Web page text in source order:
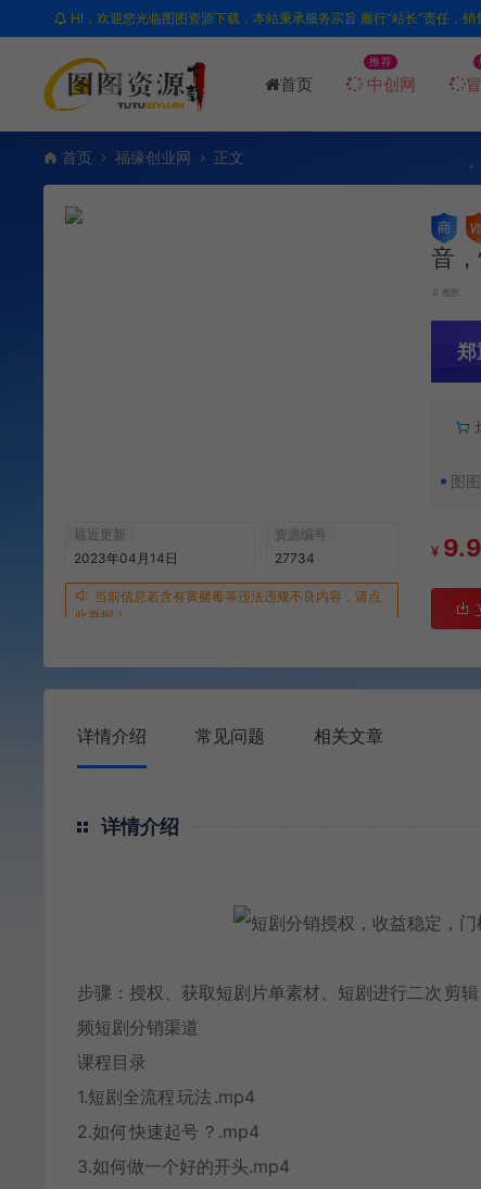
HI，欢迎您光临图图资源下载，本站秉承服务宗旨 履行“站长”责任，销
首页 中创网
推荐
首页 福缘创业网 正文
最近更新
2023年04月14日
资源编号
27734
当前信息若含有黄赌毒等违法违规不良内容，请点
此举报！
音，
图图
郑
图
¥ 9.9
详情介绍 常见问题 相关文章
详情介绍
步骤：授权、获取短剧片单素材、短剧进行二次 剪辑
频短剧分销渠道
课程目录
1.短剧全流程玩法 .mp4
2.如何快速起号 ？.mp4
3.如何做一个好的开头.mp4